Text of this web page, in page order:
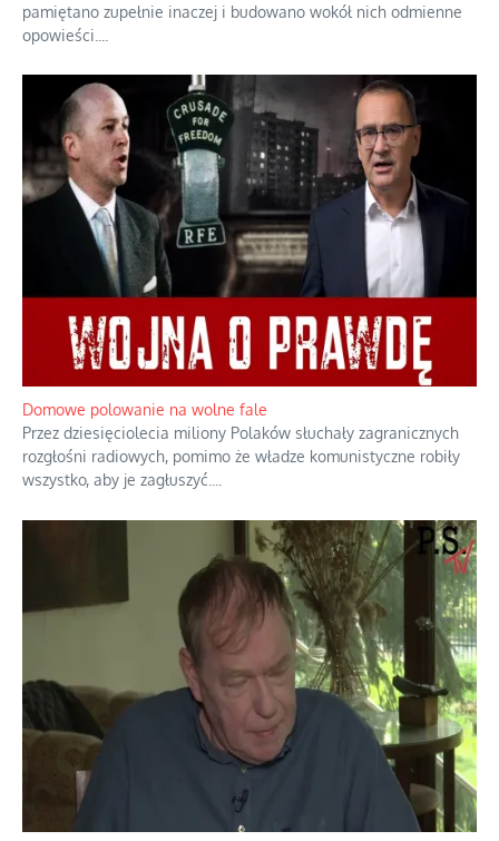
pamiętano zupełnie inaczej i budowano wokół nich odmienne
opowieści.
Domowe polowanie na wolne fale
Przez dziesięciolecia miliony Polaków słuchały zagranicznych
rozgłośni radiowych, pomimo że władze komunistyczne robiły
wszystko, aby je zagłuszyć.